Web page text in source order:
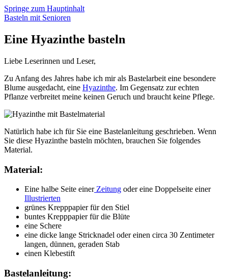
Springe zum Hauptinhalt
Basteln mit Senioren
Eine Hyazinthe basteln
Liebe Leserinnen und Leser,
Zu Anfang des Jahres habe ich mir als Bastelarbeit eine besondere
Blume ausgedacht, eine Hyazinthe. Im Gegensatz zur echten
Pflanze verbreitet meine keinen Geruch und braucht keine Pflege.
Natürlich habe ich für Sie eine Bastelanleitung geschrieben. Wenn
Sie diese Hyazinthe basteln möchten, brauchen Sie folgendes
Material.
Material:
Eine halbe Seite einerZeitung oder eine Doppelseite einer
Illustrierten
grünes Krepppapier für den Stiel
buntes Krepppapier für die Blüte
eine Schere
eine dicke lange Stricknadel oder einen circa 30 Zentimeter
langen, dünnen, geraden Stab
einen Klebestift
Bastelanleitung: